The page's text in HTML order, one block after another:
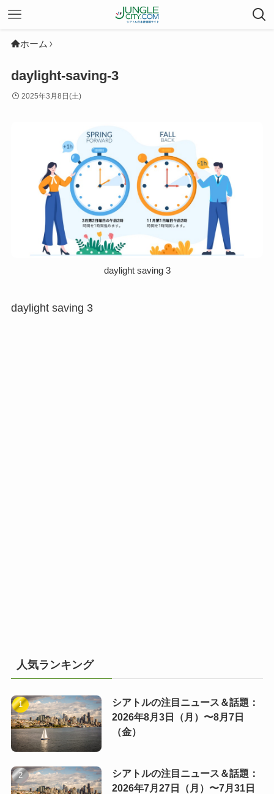
ホーム
daylight-saving-3
2025年3月8日(土)
daylight saving 3
daylight saving 3
人気ランキング
シアトルの注目ニュース＆話題：
2026年8月3日（月）〜8月7日
（金）
シアトルの注目ニュース＆話題：
2026年7月27日（月）〜7月31日